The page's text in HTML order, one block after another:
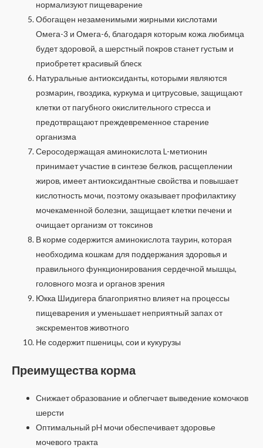
нормализуют пищеварение
Обогащен незаменимыми жирными кислотами
Омега-3 и Омега-6, благодаря которым кожа любимца
будет здоровой, а шерстный покров станет густым и
приобретет красивый блеск
Натуральные антиоксиданты, которыми являются
розмарин, гвоздика, куркума и цитрусовые, защищают
клетки от пагубного окислительного стресса и
предотвращают преждевременное старение
организма
Серосодержащая аминокислота L-метионин
принимает участие в синтезе белков, расщеплении
жиров, имеет антиоксидантные свойства и повышает
кислотность мочи, поэтому оказывает профилактику
мочекаменной болезни, защищает клетки печени и
очищает организм от токсинов
В корме содержится аминокислота таурин, которая
необходима кошкам для поддержания здоровья и
правильного функционирования сердечной мышцы,
головного мозга и органов зрения
Юкка Шидигера благоприятно влияет на процессы
пищеварения и уменьшает неприятный запах от
экскрементов животного
Не содержит пшеницы, сои и кукурузы
Преимущества корма
Снижает образование и облегчает выведение комочков
шерсти
Оптимальный pH мочи обеспечивает здоровье
мочевого тракта